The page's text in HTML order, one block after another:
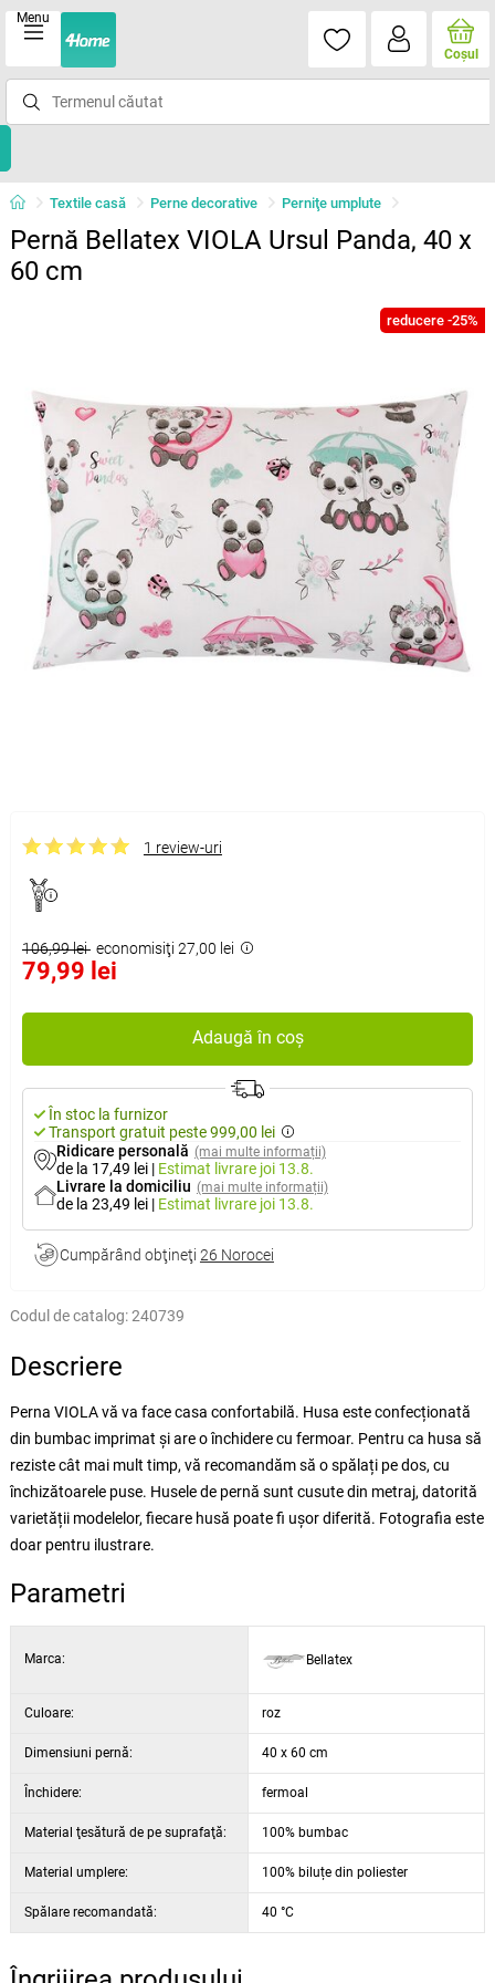
Menu
Coşul
Textile casă Perne decorative Perniţe umplute
Pernă Bellatex VIOLA Ursul Panda, 40 x
60 cm
reducere -25%
1 review-uri
106,99 lei economisiţi 27,00 lei
79,99 lei
Adaugă în coș
În stoc la furnizor
Transport gratuit peste 999,00 lei
Ridicare personală (mai multe informații)
de la 17,49 lei | Estimat livrare joi 13.8.
Livrare la domiciliu (mai multe informații)
de la 23,49 lei | Estimat livrare joi 13.8.
Cumpărând obţineţi 26 Norocei
Codul de catalog:240739
Descriere
Perna VIOLA vă va face casa confortabilă. Husa este confecționată
din bumbac imprimat și are o închidere cu fermoar. Pentru ca husa să
reziste cât mai mult timp, vă recomandăm să o spălați pe dos, cu
închizătoarele puse. Husele de pernă sunt cusute din metraj, datorită
varietății modelelor, fiecare husă poate fi ușor diferită. Fotografia este
doar pentru ilustrare.
Parametri
Marca: Bellatex
Culoare: roz
Dimensiuni pernă: 40 x 60 cm
Închidere: fermoal
Material ţesătură de pe suprafaţă: 100% bumbac
Material umplere: 100% biluțe din poliester
Spălare recomandată: 40 °C